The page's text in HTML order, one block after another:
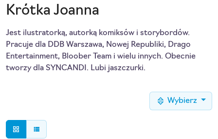
Krótka Joanna
Jest ilustratorką, autorką komiksów i storybordów.
Pracuje dla DDB Warszawa, Nowej Republiki, Drago
Entertainment, Bloober Team i wielu innych. Obecnie
tworzy dla SYNCANDI. Lubi jaszczurki.
Wybierz
grid_view view_list